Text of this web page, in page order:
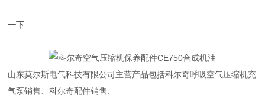
一下
山东莫尔斯电气科技有限公司主营产品包括科尔奇呼吸空气压缩机充
气泵销售、科尔奇配件销售、